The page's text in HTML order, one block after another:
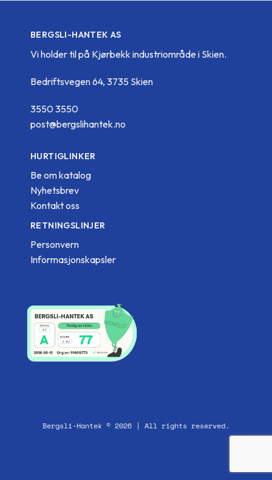
BERGSLI-HANTEK AS
Vi holder til på Kjørbekk industriområde i Skien.
Bedriftsvegen 64, 3735 Skien
3550 3550
post@bergslihantek.no
HURTIGLINKER
Be om katalog
Nyhetsbrev
Kontakt oss
RETNINGSLINJER
Personvern
Informasjonskapsler
Bergsli-Hantek © 2026 | All rights reserved.